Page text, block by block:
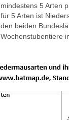
mindestens 5 Arten
für 5 Arten ist
den beiden
Wochenstubentiere